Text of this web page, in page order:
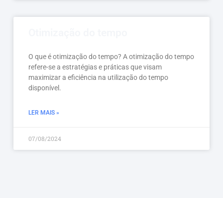
O que é otimização do tempo? A otimização do tempo
refere-se a estratégias e práticas que visam
maximizar a eficiência na utilização do tempo
disponível.
LER MAIS »
07/08/2024